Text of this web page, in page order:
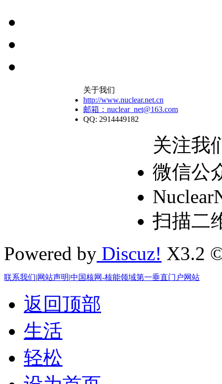
关于我们
http://www.nuclear.net.cn
邮箱：nuclear_net@163.com
QQ: 2914449182
关注我
微信公
扫描二
Powered by Discuz! X3.2
联系我们|网站声明|中国核网-核能领域第一垂直门户网站
返回顶部
生活
轻松